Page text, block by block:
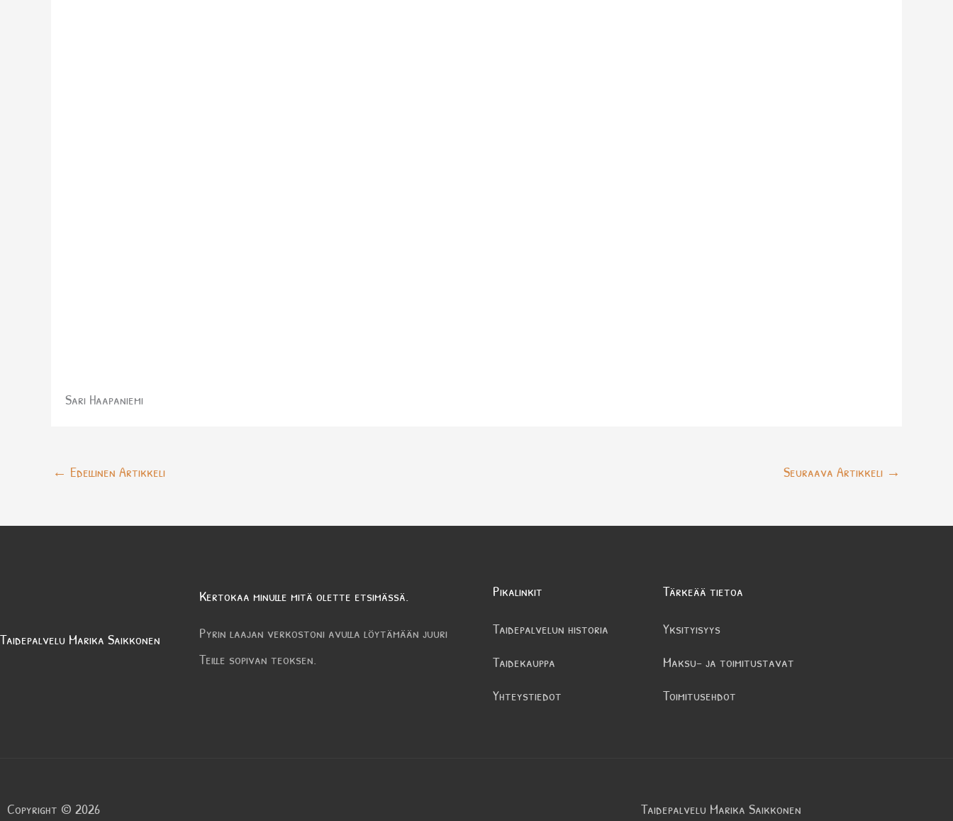
Sari Haapaniemi
← Edellinen Artikkeli Seuraava Artikkeli →
Taidepalvelu Marika Saikkonen
Kertokaa minulle mitä olette etsimässä.
Pyrin laajan verkostoni avulla löytämään juuri
Teille sopivan teoksen.
Pikalinkit
Taidepalvelun historia
Taidekauppa
Yhteystiedot
Tärkeää tietoa
Yksityisyys
Maksu- ja toimitustavat
Toimitusehdot
Copyright © 2026 Taidepalvelu Marika Saikkonen